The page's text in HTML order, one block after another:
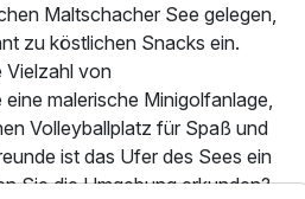
p.P. ab238,00 €
Maltschacher See gelegen,
zu köstlichen Snacks ein.
Vielzahl von
malerische Minigolfanlage,
Volleyballplatz für Spaß und
ist das Ufer des Sees ein
Sie die Umgebung erkunden?